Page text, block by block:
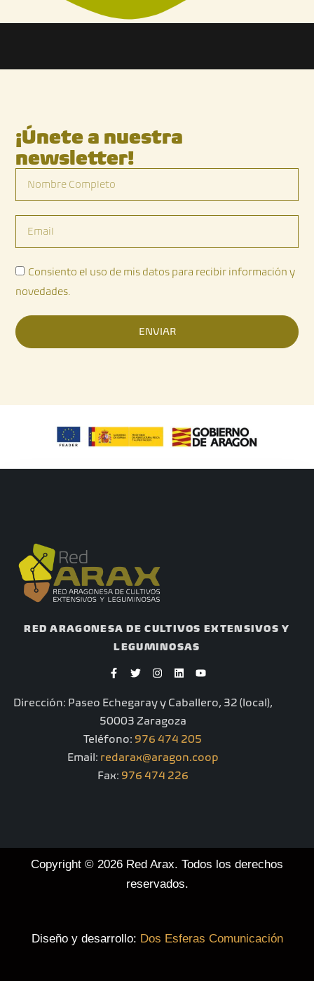
¡Únete a nuestra
newsletter!
Nombre
Completo
Email
Consiento el uso de mis datos para recibir información y
novedades.
ENVIAR
RED ARAGONESA DE CULTIVOS EXTENSIVOS Y
LEGUMINOSAS
a
b
o
o
k
-
f
w
t
e
r
n
a
r
a
m
i
e
i
n
o
u
Dirección: Paseo Echegaray y Caballero, 32 (local),
50003 Zaragoza
Teléfono: 976 474 205
Email: redarax@aragon.coop
Fax: 976 474 226
Copyright © 2026 Red Arax. Todos los derechos
reservados.
Diseño y desarrollo: Dos Esferas Comunicación